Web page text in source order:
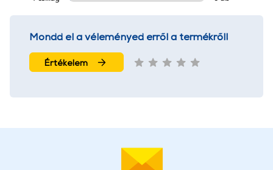
Mondd el a véleményed erről a termékről!
Értékelem